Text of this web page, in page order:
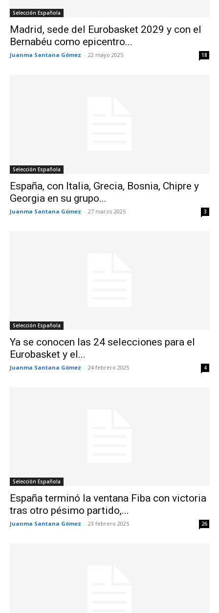
Selección Española
Madrid, sede del Eurobasket 2029 y con el
Bernabéu como epicentro...
Juanma Santana Gómez - 22 mayo 2025 18
Selección Española
España, con Italia, Grecia, Bosnia, Chipre y
Georgia en su grupo...
Juanma Santana Gómez - 27 marzo 2025 3
Selección Española
Ya se conocen las 24 selecciones para el
Eurobasket y el...
Juanma Santana Gómez - 24 febrero 2025 4
Selección Española
España terminó la ventana Fiba con victoria
tras otro pésimo partido,...
Juanma Santana Gómez - 23 febrero 2025 26